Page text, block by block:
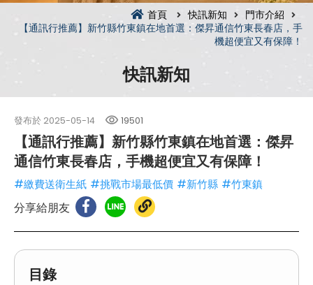
首頁 快訊新知
門市介紹
【通訊行推薦】新竹縣竹東鎮在地首選：傑昇通信竹東長春店，手
機超便宜又有保障！
快訊新知
發布於 2025-05-14 19501
【通訊行推薦】新竹縣竹東鎮在地首選：傑昇
通信竹東長春店，手機超便宜又有保障！
#繳費送衛生紙 #挑戰市場最低價 #新竹縣 #竹東鎮
分享給朋友
目錄